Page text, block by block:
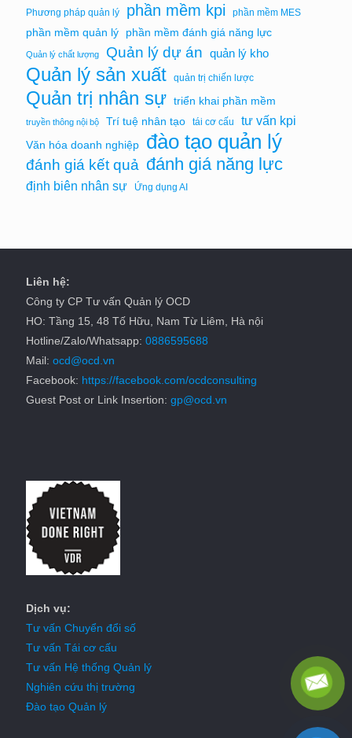
Phương pháp quản lý
phần mềm kpi phần mềm MES
phần mềm quản lý phần mềm đánh giá năng lực
Quản lý chất lượng Quản lý dự án quản lý kho
Quản lý sản xuất quản trị chiến lược
Quản trị nhân sự triển khai phần mềm
truyền thông nội bộ Trí tuệ nhân tạo tái cơ cấu tư vấn kpi
Văn hóa doanh nghiệp đào tạo quản lý
đánh giá kết quả đánh giá năng lực
định biên nhân sự Ứng dụng AI
Liên hệ:
Công ty CP Tư vấn Quản lý OCD
HO: Tầng 15, 48 Tố Hữu, Nam Từ Liêm, Hà nội
Hotline/Zalo/Whatsapp: 0886595688
Mail: ocd@ocd.vn
Facebook: https://facebook.com/ocdconsulting
Guest Post or Link Insertion: gp@ocd.vn
Dịch vụ:
Tư vấn Chuyển đổi số
Tư vấn Tái cơ cấu
Tư vấn Hệ thống Quản lý
Nghiên cứu thị trường
Đào tạo Quản lý